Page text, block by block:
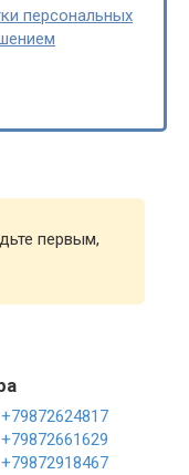
персональных
первым,
+79872624817
+79872661629
+79872918467